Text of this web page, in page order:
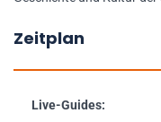
Zeitplan
Live-Guides: